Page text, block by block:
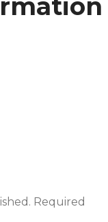
Required